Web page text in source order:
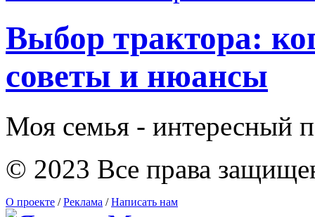
Выбор трактора:
советы и нюансы
Моя семья - интересный
© 2023 Все права
О проекте / Реклама / Написать нам